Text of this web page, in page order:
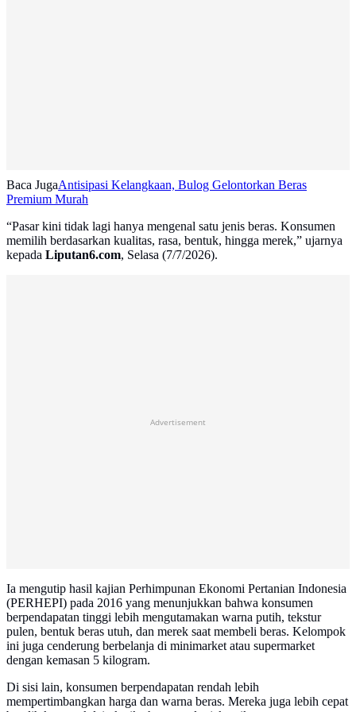
Baca JugaAntisipasi Kelangkaan, Bulog Gelontorkan Beras
Premium Murah
“Pasar kini tidak lagi hanya mengenal satu jenis beras. Konsumen
memilih berdasarkan kualitas, rasa, bentuk, hingga merek,” ujarnya
kepada Liputan6.com, Selasa (7/7/2026).
Advertisement
Ia mengutip hasil kajian Perhimpunan Ekonomi Pertanian Indonesia
(PERHEPI) pada 2016 yang menunjukkan bahwa konsumen
berpendapatan tinggi lebih mengutamakan warna putih, tekstur
pulen, bentuk beras utuh, dan merek saat membeli beras. Kelompok
ini juga cenderung berbelanja di minimarket atau supermarket
dengan kemasan 5 kilogram.
Di sisi lain, konsumen berpendapatan rendah lebih
mempertimbangkan harga dan warna beras. Mereka juga lebih cepat